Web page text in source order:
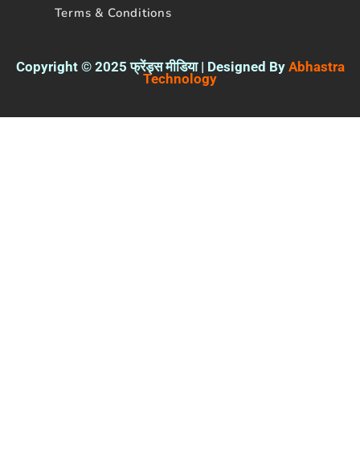
Terms & Conditions
Copyright © 2025 फ्रेंड्स मीडिया | Designed By Abhastra
Technology